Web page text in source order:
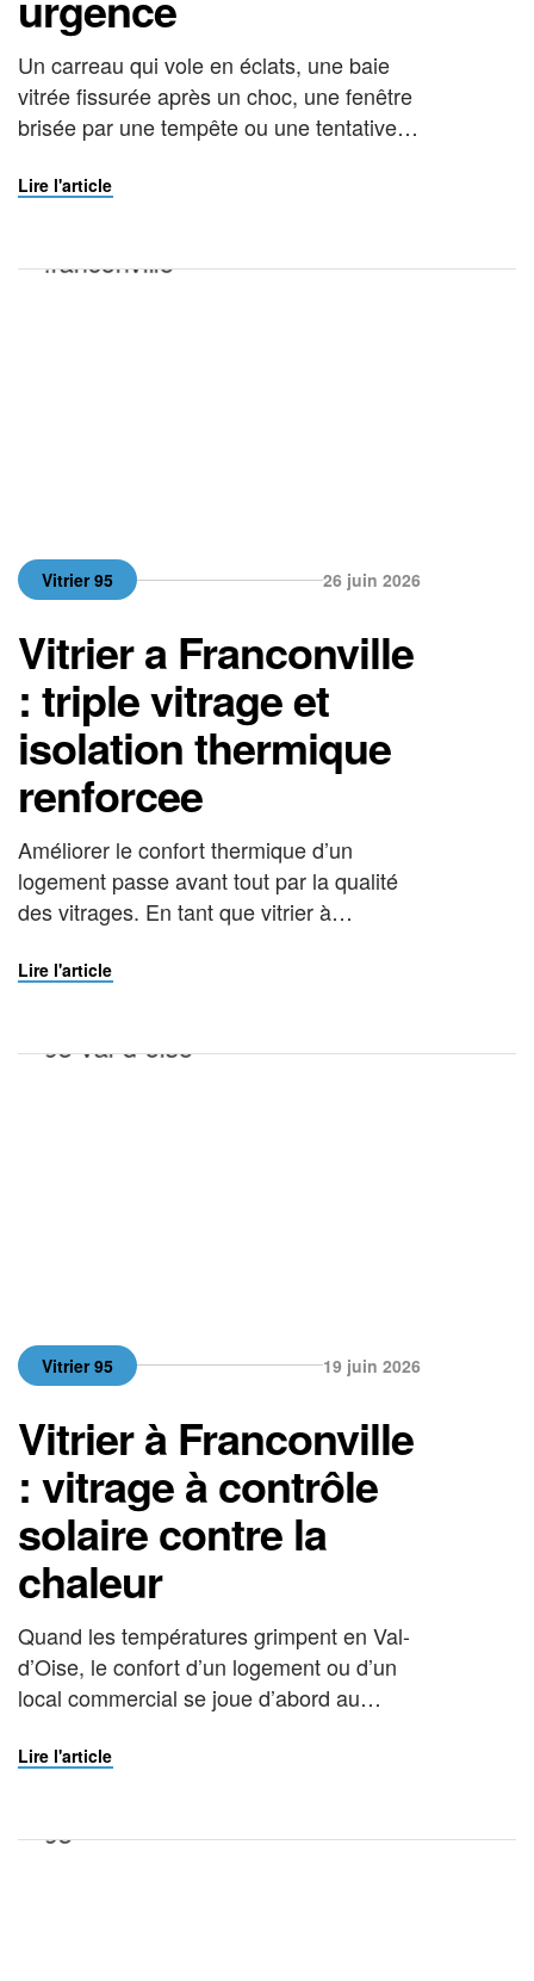
Un carreau qui vole en éclats, une baie
vitrée fissurée après un choc, une fenêtre
brisée par une tempête ou une tentative
jamais le bon moment. Dans ces
de votre logement ou de votre commerce.
Lire l'article
Vitrier 95 26 juin 2026
Vitrier a Franconville
: triple vitrage et
isolation thermique
renforcee
Améliorer le confort thermique d’un
logement passe avant tout par la qualité
des vitrages. En tant que vitrier à
accompagne les particuliers, les
remplacement de vitrages haute
Lire l'article
Vitrier 95 19 juin 2026
Vitrier à Franconville
: vitrage à contrôle
solaire contre la
chaleur
Quand les températures grimpent en Val-
d’Oise, le confort d’un logement ou d’un
local commercial se joue d’abord au
Franconville, La Vitrerie Française
ensoleillée en véritable fournaise. Le
Lire l'article